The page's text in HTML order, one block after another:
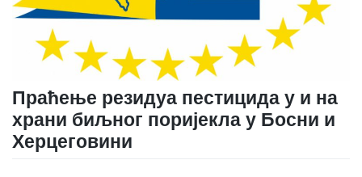
Праћење резидуа пестицида у и на
храни биљног поријекла у Босни и
Херцеговини